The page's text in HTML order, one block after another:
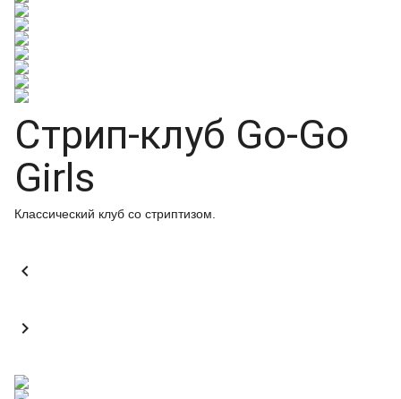
Стрип-клуб Go-Go
Girls
Классический клуб со стриптизом.

